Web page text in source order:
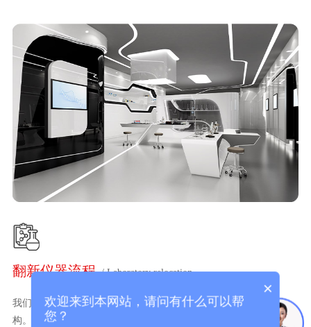
翻新仪器流程 / Laboratory relocation
我们专注实验室二手仪器翻新，更是对设备性能的一次系统性重
构。通过外观、内芯及耗材的全面换新，让老旧机型恢复强劲运转
×
欢迎来到本网站，请问有什么可以帮
您？